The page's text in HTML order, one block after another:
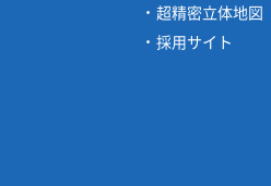
超精密立体地図
採用サイト